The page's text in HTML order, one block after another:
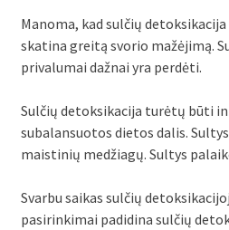
Manoma, kad sulčių
skatina greitą svorio mažėjimą.
privalumai dažnai yra perdėti.
Sulčių detoksikacija turėtų būti
subalansuotos dietos dalis.
maistinių medžiagų. Sultys
Svarbu saikas sulčių
pasirinkimai padidina sulčių